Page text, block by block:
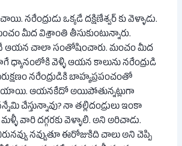
నరేంద్రుడు ఒక్కడే దక్షిణేశ్వర్ కు వెళ్ళాడు.
మీద విశ్రాంతి తీసుకుంటున్నారు.
ఆయన చాలా సంతోషించారు. మంచం మీద
ధ్యానంలోకి వెళ్ళి ఆయన కాలును నరేంద్రుడి
నరేంద్రుడికి బాహ్యప్రపంచంతో
ఆయనకేదో అయిపోతున్నట్లుగా
చేస్తున్నావు? నా తల్లిదండ్రులు ఇంకా
వారి దగ్గరకు వెళ్ళాలి. అని అరిచాడు.
నవ్వుతూ ఈరోజుకిది చాలు అని చెప్పి